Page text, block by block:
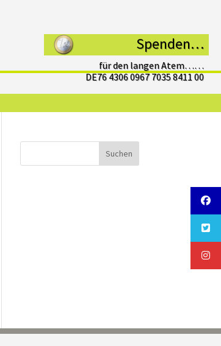
Spenden…
für den langen Atem……
DE76 4306 0967 7035 8411 00
Suchen